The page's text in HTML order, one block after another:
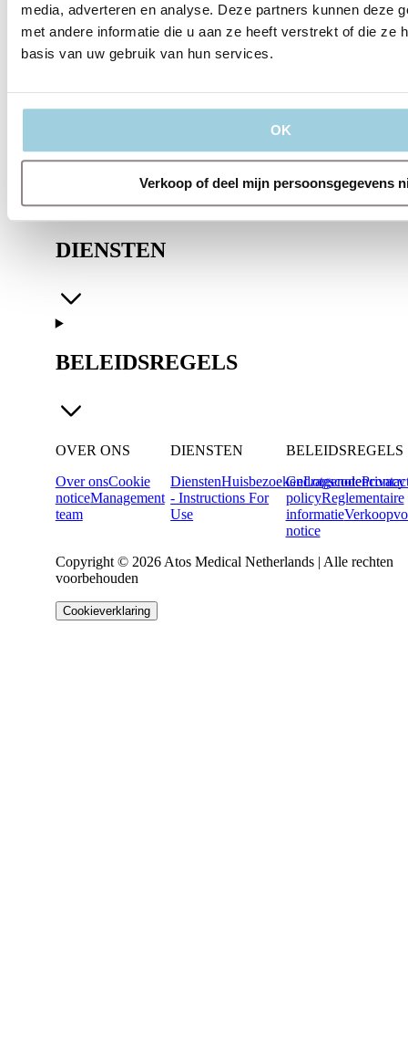
media, adverteren en analyse. Deze partners kunnen deze
met andere informatie die u aan ze heeft verstrekt of die ze
basis van uw gebruik van hun services.
OK
Verkoop of deel mijn persoonsgegevens
DIENSTEN
BELEIDSREGELS
OVER ONS
Over onsCookie
noticeManagement
team
DIENSTEN
DienstenHuisbezoeken
- Instructions For
Use
BELEIDSREGELS
GedragscodePrivacy
policyReglementaire
informatie
notice
Copyright © 2026 Atos Medical Netherlands | Alle rechten
voorbehouden
Cookieverklaring